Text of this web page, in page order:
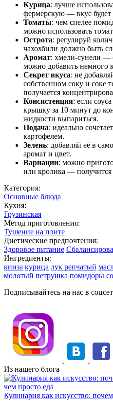
Курица: лучше
фермерскую — вкус
Томаты: чем спелее
можно использовать
Острота: регулируй
чахохбили должно быть
Аромат: хмели-сунели —
можно добавить немного
Секрет вкуса: не
собственном соку и соке
получается
Консистенция: если
крышку за 10 минут до
жидкости выпариться.
Подача: идеально
картофелем.
Зелень: добавляй её в
аромат и цвет.
Вариации: можно
или кролика —
Категория:
Основные блюда
Кухня:
Грузинская
Метод приготовления:
Тушение на плите
Диетические предпочтения:
Здоровое питание
Ингредиенты:
кинза курица лук репчатый
молотый петрушка помидоры
Подписывайтесь на нас в
Из нашего блога
Кулинария как искусство: